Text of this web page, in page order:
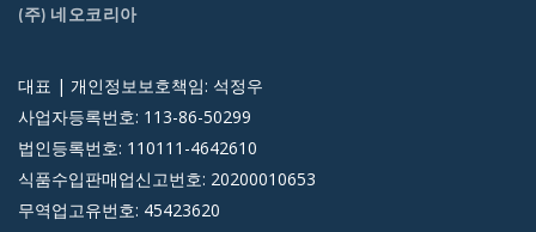
(주) 네오코리아
대표 | 개인정보보호책임: 석정우
사업자등록번호: 113-86-50299
법인등록번호: 110111-4642610
식품수입판매업신고번호: 20200010653
무역업고유번호: 45423620